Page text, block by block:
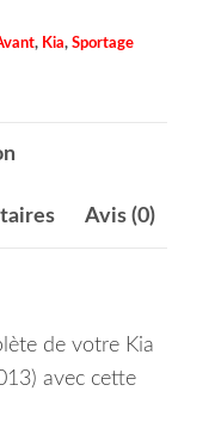
, Kia, Sportage
Avis (0)
de votre Kia
avec cette